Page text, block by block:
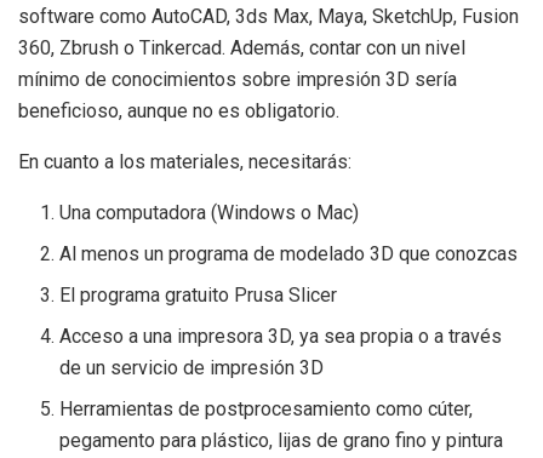
software como AutoCAD, 3ds Max, Maya, SketchUp, Fusion
360, Zbrush o Tinkercad. Además, contar con un nivel
mínimo de conocimientos sobre impresión 3D sería
beneficioso, aunque no es obligatorio.
En cuanto a los materiales, necesitarás:
Una computadora (Windows o Mac)
Al menos un programa de modelado 3D que conozcas
El programa gratuito Prusa Slicer
Acceso a una impresora 3D, ya sea propia o a través
de un servicio de impresión 3D
Herramientas de postprocesamiento como cúter,
pegamento para plástico, lijas de grano fino y pintura